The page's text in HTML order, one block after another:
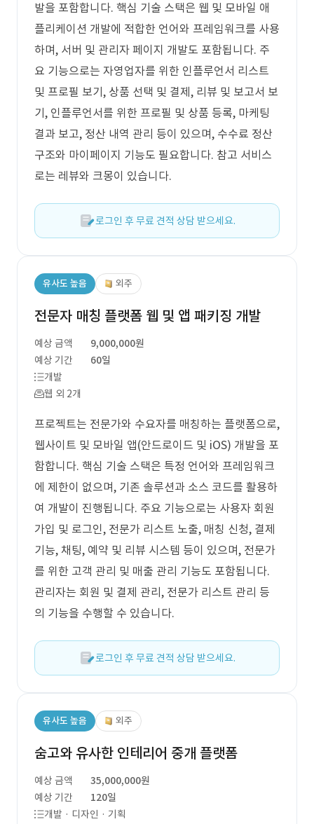
발을 포함합니다. 핵심 기술 스택은 웹 및 모바일 애
플리케이션 개발에 적합한 언어와 프레임워크를 사용
하며, 서버 및 관리자 페이지 개발도 포함됩니다. 주
요 기능으로는 자영업자를 위한 인플루언서 리스트
및 프로필 보기, 상품 선택 및 결제, 리뷰 및 보고서 보
기, 인플루언서를 위한 프로필 및 상품 등록, 마케팅
결과 보고, 정산 내역 관리 등이 있으며, 수수료 정산
구조와 마이페이지 기능도 필요합니다. 참고 서비스
로는 레뷰와 크몽이 있습니다.
로그인 후 무료 견적 상담 받으세요.
유사도 높음 외주
전문자 매칭 플랫폼 웹 및 앱 패키징 개발
예상 금액
9,000,000원
예상 기간
60일
개발
웹 외 2개
프로젝트는 전문가와 수요자를 매칭하는 플랫폼으로,
웹사이트 및 모바일 앱(안드로이드 및 iOS) 개발을 포
함합니다. 핵심 기술 스택은 특정 언어와 프레임워크
에 제한이 없으며, 기존 솔루션과 소스 코드를 활용하
여 개발이 진행됩니다. 주요 기능으로는 사용자 회원
가입 및 로그인, 전문가 리스트 노출, 매칭 신청, 결제
기능, 채팅, 예약 및 리뷰 시스템 등이 있으며, 전문가
를 위한 고객 관리 및 매출 관리 기능도 포함됩니다.
관리자는 회원 및 결제 관리, 전문가 리스트 관리 등
의 기능을 수행할 수 있습니다.
로그인 후 무료 견적 상담 받으세요.
유사도 높음 외주
숨고와 유사한 인테리어 중개 플랫폼
예상 금액
35,000,000원
예상 기간
120일
개발 · 디자인 · 기획